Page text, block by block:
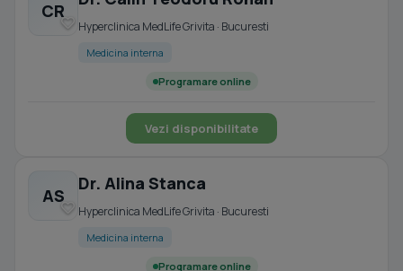
CR
Hyperclinica MedLife Grivita · Bucuresti
Medicina interna
Programare online
Vezi disponibilitate
AS
Dr. Alina Stanca
Hyperclinica MedLife Grivita · Bucuresti
Medicina interna
Programare online